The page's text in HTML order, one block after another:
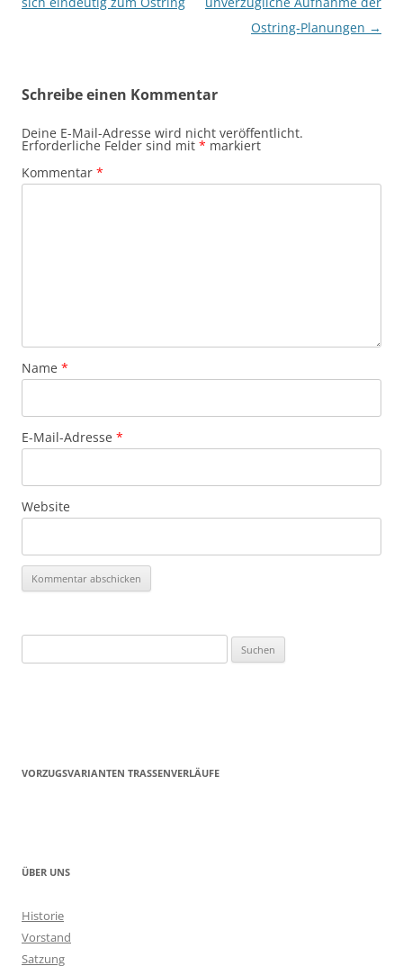
Ostring-Planungen →
Schreibe einen Kommentar
Deine E-Mail-Adresse wird nicht veröffentlicht.
Erforderliche Felder sind mit * markiert
Kommentar *
Name *
E-Mail-Adresse *
Website
nach:
VORZUGSVARIANTEN TRASSENVERLÄUFE
ÜBER UNS
Historie
Vorstand
Satzung